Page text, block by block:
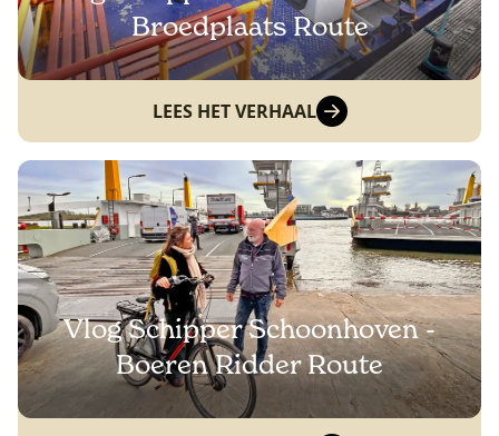
Broedplaats Route
LEES HET VERHAAL
Vlog Schipper Schoonhoven -
Boeren Ridder Route